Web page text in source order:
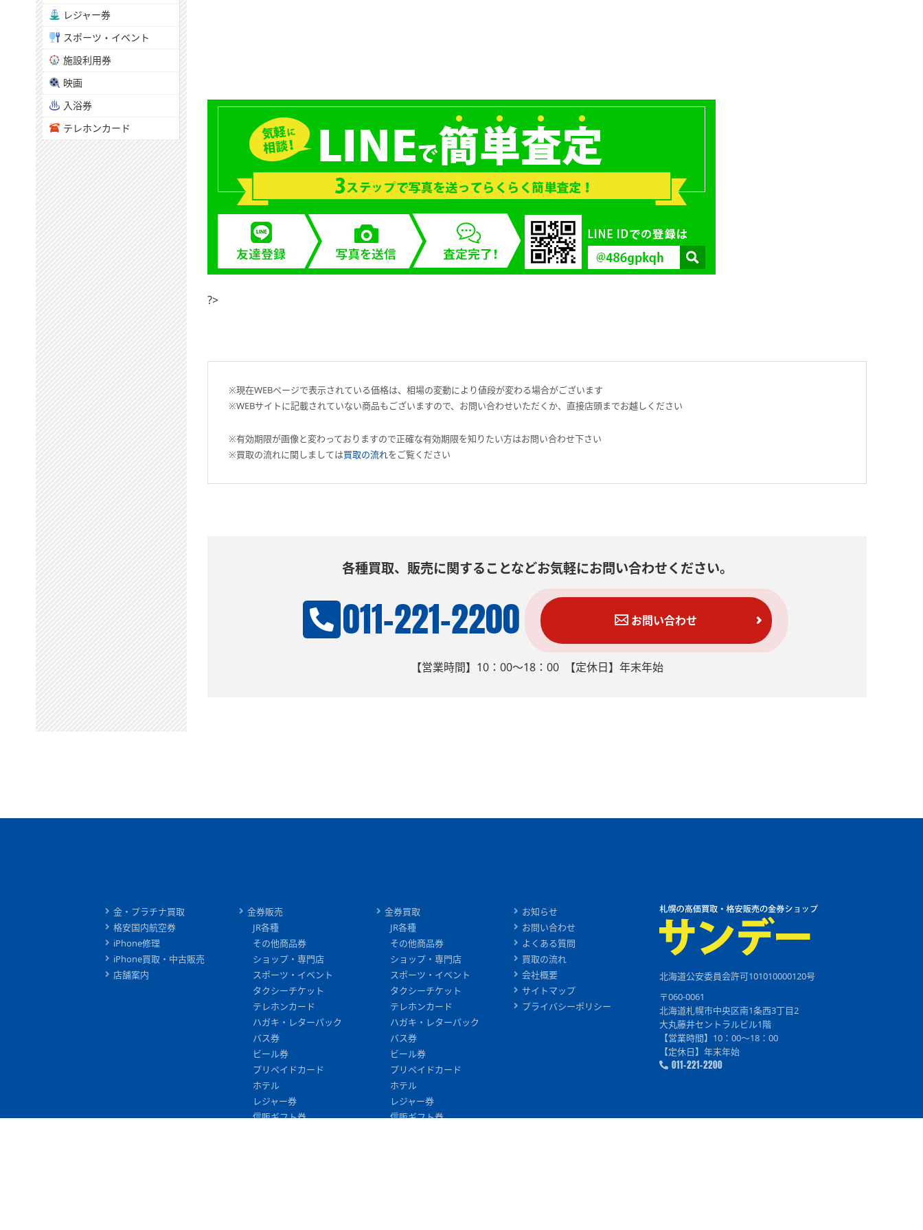
?>
※現在WEBページで表示されている価格は、相場の変動により値段が変わる場合がございます
※WEBサイトに記載されていない商品もございますので、お問い合わせいただくか、直接店頭までお越しください
※有効期限が画像と変わっておりますので正確な有効期限を知りたい方はお問い合わせ下さい
※買取の流れに関しましては買取の流れをご覧ください
各種買取、販売に関することなどお気軽にお問い合わせください。
011-221-2200 お問い合わせ
【営業時間】10：00～18：00 【定休日】年末年始
レジャー券
スポーツ・イベント
施設利用券
映画
入浴券
テレホンカード
金・プラチナ買取
格安国内航空券
iPhone修理
iPhone買取・中古販売
店舗案内
金券販売
JR各種
その他商品券
ショップ・専門店
スポーツ・イベント
タクシーチケット
テレホンカード
ハガキ・レターパック
バス券
ビール券
プリペイドカード
ホテル
レジャー券
信販ギフト券
金券買取
JR各種
その他商品券
ショップ・専門店
スポーツ・イベント
タクシーチケット
テレホンカード
ハガキ・レターパック
バス券
ビール券
プリペイドカード
ホテル
レジャー券
信販ギフト券
お知らせ
お問い合わせ
よくある質問
買取の流れ
会社概要
サイトマップ
プライバシーポリシー
北海道公安委員会許可101010000120号
〒060-0061
北海道札幌市中央区南1条西3丁目2
大丸藤井セントラルビル1階
【営業時間】10：00～18：00
【定休日】年末年始
011-221-2200